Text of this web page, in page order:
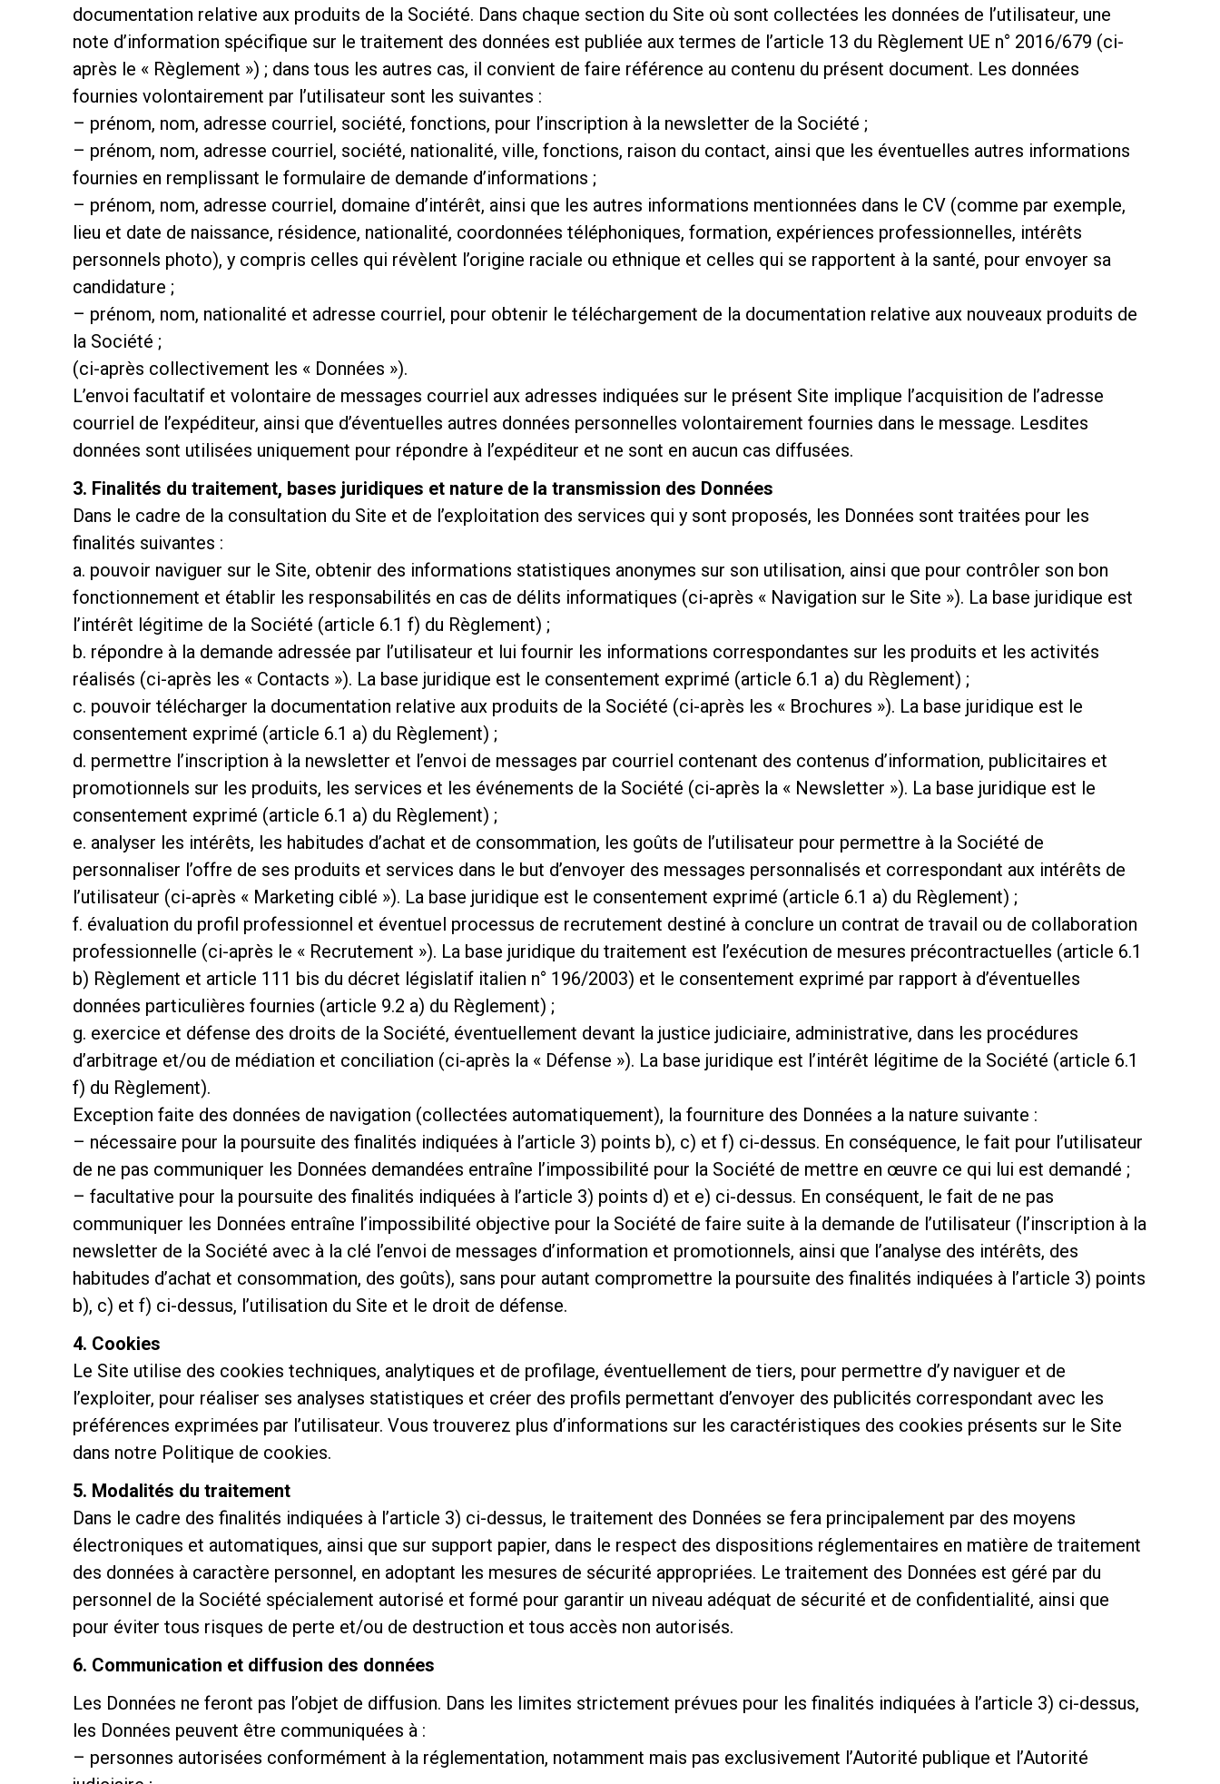
documentation relative aux produits de la Société. Dans chaque section du Site où sont collectées les données de l’utilisateur, une
note d’information spécifique sur le traitement des données est publiée aux termes de l’article 13 du Règlement UE n° 2016/679 (ci-
après le « Règlement ») ; dans tous les autres cas, il convient de faire référence au contenu du présent document. Les données
fournies volontairement par l’utilisateur sont les suivantes :
– prénom, nom, adresse courriel, société, fonctions, pour l’inscription à la newsletter de la Société ;
– prénom, nom, adresse courriel, société, nationalité, ville, fonctions, raison du contact, ainsi que les éventuelles autres informations
fournies en remplissant le formulaire de demande d’informations ;
– prénom, nom, adresse courriel, domaine d’intérêt, ainsi que les autres informations mentionnées dans le CV (comme par exemple,
lieu et date de naissance, résidence, nationalité, coordonnées téléphoniques, formation, expériences professionnelles, intérêts
personnels photo), y compris celles qui révèlent l’origine raciale ou ethnique et celles qui se rapportent à la santé, pour envoyer sa
candidature ;
– prénom, nom, nationalité et adresse courriel, pour obtenir le téléchargement de la documentation relative aux nouveaux produits de
la Société ;
(ci-après collectivement les « Données »).
L’envoi facultatif et volontaire de messages courriel aux adresses indiquées sur le présent Site implique l’acquisition de l’adresse
courriel de l’expéditeur, ainsi que d’éventuelles autres données personnelles volontairement fournies dans le message. Lesdites
données sont utilisées uniquement pour répondre à l’expéditeur et ne sont en aucun cas diffusées.
3. Finalités du traitement, bases juridiques et nature de la transmission des Données
Dans le cadre de la consultation du Site et de l’exploitation des services qui y sont proposés, les Données sont traitées pour les
finalités suivantes :
a. pouvoir naviguer sur le Site, obtenir des informations statistiques anonymes sur son utilisation, ainsi que pour contrôler son bon
fonctionnement et établir les responsabilités en cas de délits informatiques (ci-après « Navigation sur le Site »). La base juridique est
l’intérêt légitime de la Société (article 6.1 f) du Règlement) ;
b. répondre à la demande adressée par l’utilisateur et lui fournir les informations correspondantes sur les produits et les activités
réalisés (ci-après les « Contacts »). La base juridique est le consentement exprimé (article 6.1 a) du Règlement) ;
c. pouvoir télécharger la documentation relative aux produits de la Société (ci-après les « Brochures »). La base juridique est le
consentement exprimé (article 6.1 a) du Règlement) ;
d. permettre l’inscription à la newsletter et l’envoi de messages par courriel contenant des contenus d’information, publicitaires et
promotionnels sur les produits, les services et les événements de la Société (ci-après la « Newsletter »). La base juridique est le
consentement exprimé (article 6.1 a) du Règlement) ;
e. analyser les intérêts, les habitudes d’achat et de consommation, les goûts de l’utilisateur pour permettre à la Société de
personnaliser l’offre de ses produits et services dans le but d’envoyer des messages personnalisés et correspondant aux intérêts de
l’utilisateur (ci-après « Marketing ciblé »). La base juridique est le consentement exprimé (article 6.1 a) du Règlement) ;
f. évaluation du profil professionnel et éventuel processus de recrutement destiné à conclure un contrat de travail ou de collaboration
professionnelle (ci-après le « Recrutement »). La base juridique du traitement est l’exécution de mesures précontractuelles (article 6.1
b) Règlement et article 111 bis du décret législatif italien n° 196/2003) et le consentement exprimé par rapport à d’éventuelles
données particulières fournies (article 9.2 a) du Règlement) ;
g. exercice et défense des droits de la Société, éventuellement devant la justice judiciaire, administrative, dans les procédures
d’arbitrage et/ou de médiation et conciliation (ci-après la « Défense »). La base juridique est l’intérêt légitime de la Société (article 6.1
f) du Règlement).
Exception faite des données de navigation (collectées automatiquement), la fourniture des Données a la nature suivante :
– nécessaire pour la poursuite des finalités indiquées à l’article 3) points b), c) et f) ci-dessus. En conséquence, le fait pour l’utilisateur
de ne pas communiquer les Données demandées entraîne l’impossibilité pour la Société de mettre en œuvre ce qui lui est demandé ;
– facultative pour la poursuite des finalités indiquées à l’article 3) points d) et e) ci-dessus. En conséquent, le fait de ne pas
communiquer les Données entraîne l’impossibilité objective pour la Société de faire suite à la demande de l’utilisateur (l’inscription à la
newsletter de la Société avec à la clé l’envoi de messages d’information et promotionnels, ainsi que l’analyse des intérêts, des
habitudes d’achat et consommation, des goûts), sans pour autant compromettre la poursuite des finalités indiquées à l’article 3) points
b), c) et f) ci-dessus, l’utilisation du Site et le droit de défense.
4. Cookies
Le Site utilise des cookies techniques, analytiques et de profilage, éventuellement de tiers, pour permettre d’y naviguer et de
l’exploiter, pour réaliser ses analyses statistiques et créer des profils permettant d’envoyer des publicités correspondant avec les
préférences exprimées par l’utilisateur. Vous trouverez plus d’informations sur les caractéristiques des cookies présents sur le Site
dans notre Politique de cookies.
5. Modalités du traitement
Dans le cadre des finalités indiquées à l’article 3) ci-dessus, le traitement des Données se fera principalement par des moyens
électroniques et automatiques, ainsi que sur support papier, dans le respect des dispositions réglementaires en matière de traitement
des données à caractère personnel, en adoptant les mesures de sécurité appropriées. Le traitement des Données est géré par du
personnel de la Société spécialement autorisé et formé pour garantir un niveau adéquat de sécurité et de confidentialité, ainsi que
pour éviter tous risques de perte et/ou de destruction et tous accès non autorisés.
6. Communication et diffusion des données
Les Données ne feront pas l’objet de diffusion. Dans les limites strictement prévues pour les finalités indiquées à l’article 3) ci-dessus,
les Données peuvent être communiquées à :
– personnes autorisées conformément à la réglementation, notamment mais pas exclusivement l’Autorité publique et l’Autorité
Toutes Produits Nouvelles Télécharger Plus de